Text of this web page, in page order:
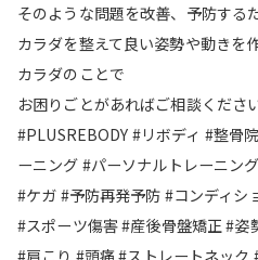
そのような問題を改善、予防する
カラダを整えて良い姿勢や動きを
カラダのことで
お困りごとがあればご相談くださ
#PLUSREBODY #リボディ #整骨
ーニング #パーソナルトレーニン
#ケガ #予防再発予防 #コンディシ
#スポーツ傷害 #産後骨盤矯正 #姿
#肩こり #頭痛 #ストレートネック